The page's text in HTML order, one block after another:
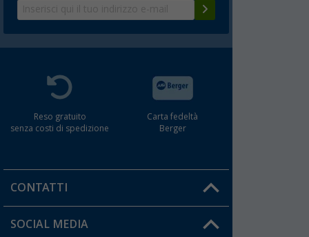
Reso gratuito
senza costi di spedizione
Carta fedeltà
Berger
CONTATTI
Orari di apertura del servizio:
SOCIAL MEDIA